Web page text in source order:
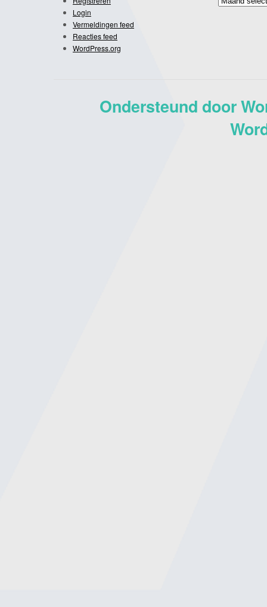
Login
Vermeldingen feed
Reacties feed
WordPress.org
Ondersteund door